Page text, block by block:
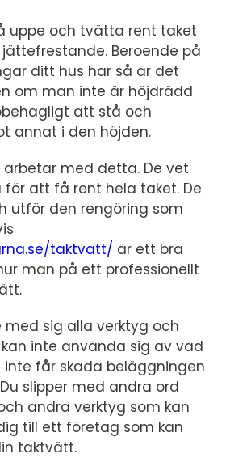
uppe och tvätta rent taket
Beroende på
ditt hus har så är det
om man inte är höjdrädd
att stå och
annat i den höjden.
med detta. De vet
att få rent hela taket. De
utför den rengöring som
taktvatt/ är ett bra
man på ett professionellt
med sig alla verktyg och
inte använda sig av vad
får skada beläggningen
slipper med andra ord
andra verktyg som kan
till ett företag som kan
taktvätt.